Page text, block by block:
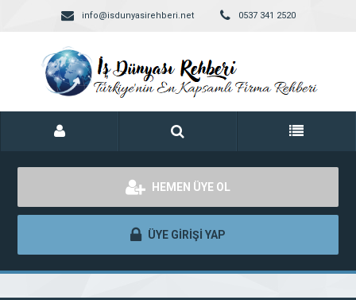
info@isdunyasirehberi.net 0537 341 2520
HEMEN ÜYE OL
ÜYE GİRİŞİ YAP